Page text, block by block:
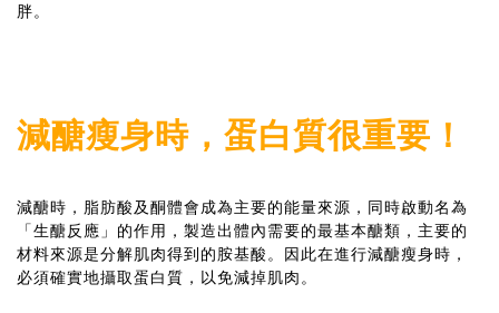
胖。
減醣瘦身時，蛋白質很重要！
減醣時，脂肪酸及酮體會成為主要的能量來源，同時啟動名為
「生醣反應」的作用，製造出體內需要的最基本醣類，主要的
材料來源是分解肌肉得到的胺基酸。因此在進行減醣瘦身時，
必須確實地攝取蛋白質，以免減掉肌肉。